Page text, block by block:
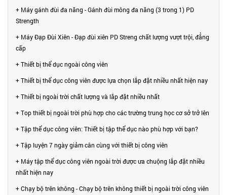
+ Máy gánh đùi đa năng - Gánh đùi mông đa năng (3 trong 1) PD
Strength
+ Máy Đạp Đùi Xiên - Đạp đùi xiên PD Streng chất lượng vượt trội, đẳng
cấp
+ Thiết bị thể dục ngoài công viên
+ Thiết bị thể dục công viên được lựa chọn lắp đặt nhiều nhất hiện nay
+ Thiết bị ngoài trời chất lượng và lắp đặt nhiều nhất
+ Top thiết bị ngoài trời phù hợp cho các trường trung học cơ sở trở lên
+ Tập thể dục công viên: Thiết bị tập thể dục nào phù hợp với bạn?
+ Tập luyện 7 ngày giảm cân cùng với thiết bị công viên
+ Máy tập thể dục công viên ngoài trời được ưa chuộng lắp đặt nhiều
nhất hiện nay
+ Chạy bộ trên không - Chạy bộ trên không thiết bị ngoài trời công viên